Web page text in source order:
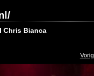
Chris Bianca